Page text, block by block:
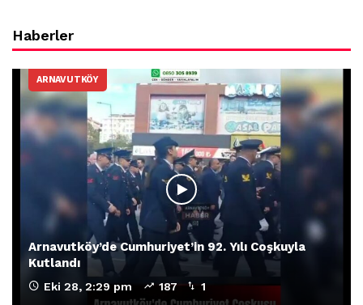
Haberler
ARNAVUTKÖY
Arnavutköy’de Cumhuriyet’in 92. Yılı Coşkuyla
Kutlandı
Eki 28, 2:29 pm 187 1